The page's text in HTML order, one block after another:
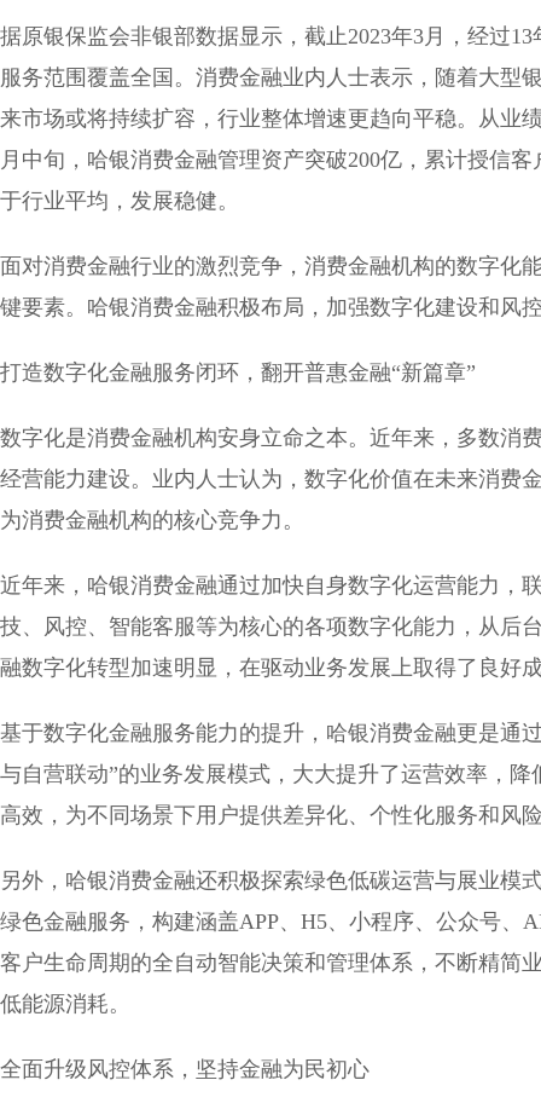
据原银保监会非银部数据显示，截止2023年3月，经过
服务范围覆盖全国。消费金融业内人士表示，随着大型
来市场或将持续扩容，行业整体增速更趋向平稳。从业
月中旬，哈银消费金融管理资产突破200亿，累计授信
于行业平均，发展稳健。
面对消费金融行业的激烈竞争，消费金融机构的数字化
键要素。哈银消费金融积极布局，加强数字化建设和风
打造数字化金融服务闭环，翻开普惠金融“新篇章”
数字化是消费金融机构安身立命之本。近年来，多数消
经营能力建设。业内人士认为，数字化价值在未来消费
为消费金融机构的核心竞争力。
近年来，哈银消费金融通过加快自身数字化运营能力，
技、风控、智能客服等为核心的各项数字化能力，从后
融数字化转型加速明显，在驱动业务发展上取得了良好
基于数字化金融服务能力的提升，哈银消费金融更是通
与自营联动”的业务发展模式，大大提升了运营效率，
高效，为不同场景下用户提供差异化、个性化服务和风
另外，哈银消费金融还积极探索绿色低碳运营与展业模
绿色金融服务，构建涵盖APP、H5、小程序、公众号、
客户生命周期的全自动智能决策和管理体系，不断精简
低能源消耗。
全面升级风控体系，坚持金融为民初心